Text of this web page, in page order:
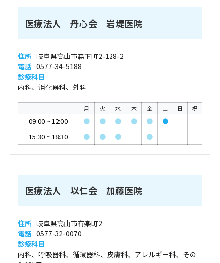
医療法人 丹心会 岩堤医院
住所 岐阜県高山市森下町2-128-2
電話 0577-34-5188
診療科目
内科、消化器科、外科
月 火 水 木 金 土 日 祝
09:00 ~12:00 ● ● ● ● ●
●
15:30 ~18:30 ● ● ● ●
医療法人 以仁会 加藤医院
住所 岐阜県高山市有楽町2
電話 0577-32-0070
診療科目
内科、呼吸器科、循環器科、皮膚科、アレルギー科、その